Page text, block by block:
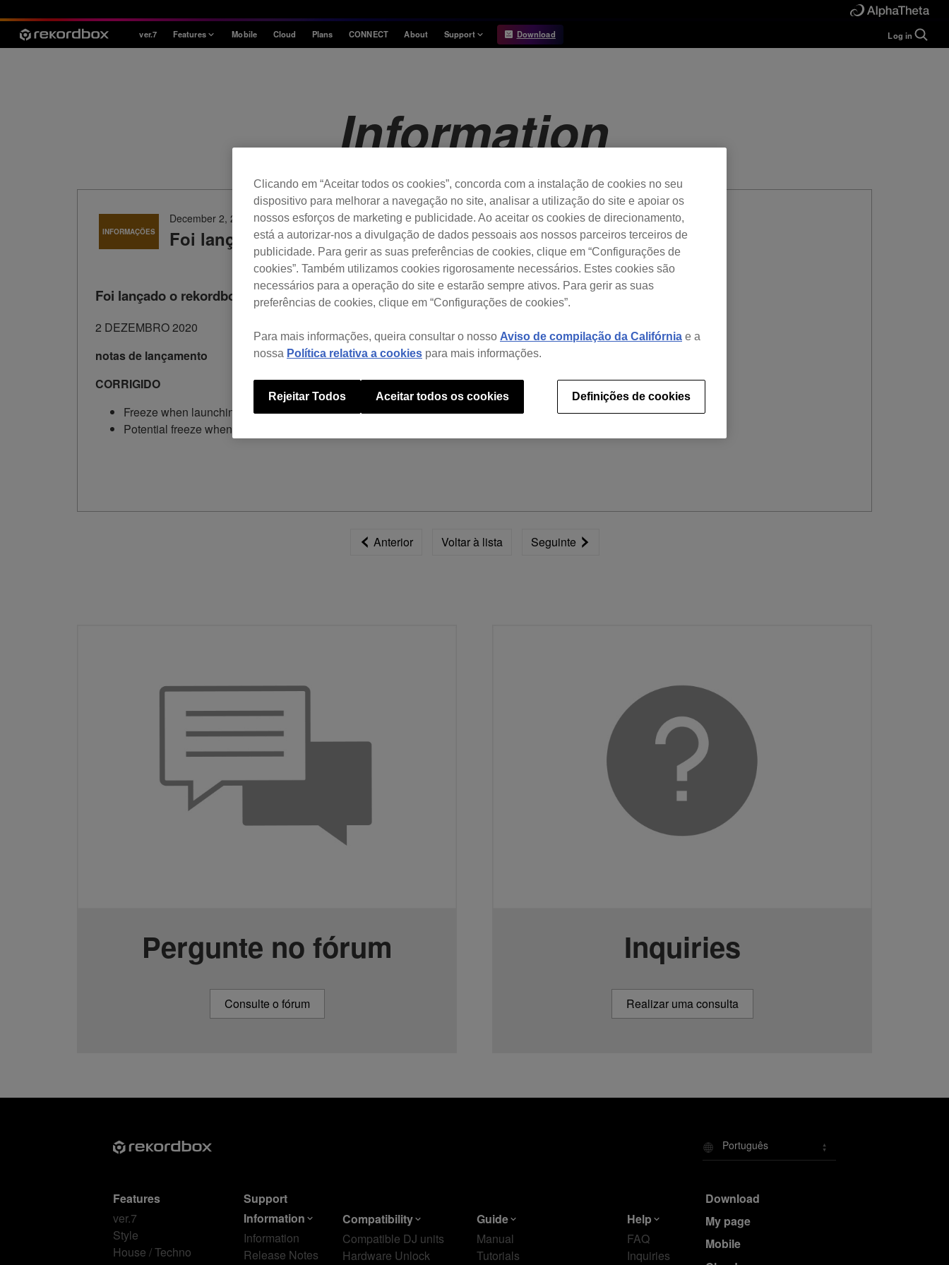
ver.7 Features Mobile Cloud Plans CONNECT About Support
Hardware Unlock
Hardware Diagrams
System
Requirements
Download Log in
Information
INFORMAÇÕES
December 2, 2020
Foi lançado o rekordbox ver. 6.4.1 .
Foi lançado o rekordbox ver. 6.4.1 .
2 DEZEMBRO 2020
notas de lançamento
CORRIGIDO
Freeze when launching rekordbox for the first time.
Potential freeze when importing tracks during track analysis.
Anterior Voltar à lista Seguinte
Pergunte no fórum
Consulte o fórum
Inquiries
Realizar uma consulta
Português
Features
ver.7
Style
House / Techno
Support
Information
Information
Release Notes
Compatibility
Compatible DJ units
Hardware Unlock
Guide
Manual
Tutorials
Help
FAQ
Inquiries
Download
My page
Mobile
Clicando em “Aceitar todos os cookies”, concorda com a instalação de cookies no seu
dispositivo para melhorar a navegação no site, analisar a utilização do site e apoiar os
nossos esforços de marketing e publicidade. Ao aceitar os cookies de direcionamento,
está a autorizar-nos a divulgação de dados pessoais aos nossos parceiros terceiros de
publicidade. Para gerir as suas preferências de cookies, clique em “Configurações de
cookies”. Também utilizamos cookies rigorosamente necessários. Estes cookies são
necessários para a operação do site e estarão sempre ativos. Para gerir as suas
preferências de cookies, clique em “Configurações de cookies”.
Para mais informações, queira consultar o nosso Aviso de compilação da Califórnia e a
nossa Política relativa a cookies para mais informações.
Definições de cookies
Rejeitar Todos Aceitar todos os cookies